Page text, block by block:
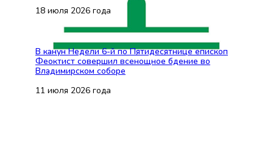
18 июля 2026 года
В канун Недели 6-й по Пятидесятнице епископ
Феоктист совершил всенощное бдение во
Владимирском соборе
11 июля 2026 года